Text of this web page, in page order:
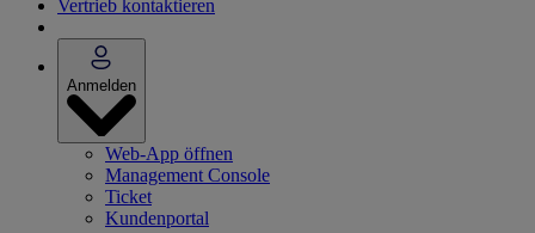
Vertrieb kontaktieren
Anmelden
Web-App öffnen
Management Console
Ticket
Kundenportal